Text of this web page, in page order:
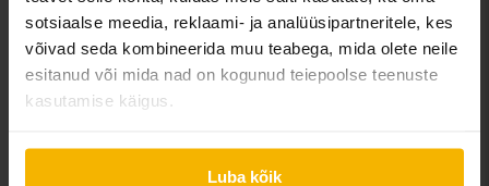
sotsiaalse meedia, reklaami- ja analüüsipartneritele, kes
võivad seda kombineerida muu teabega, mida olete neile
esitanud või mida nad on kogunud teiepoolse teenuste
kasutamise käigus.
Luba kõik